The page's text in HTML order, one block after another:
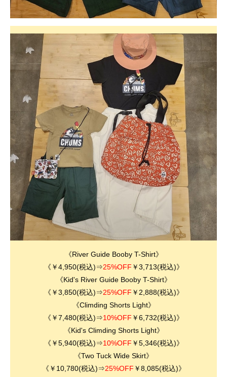
《River Guide Booby T-Shirt》
《￥4,950(税込)⇒25%OFF ￥3,713(税込)》
《Kid's River Guide Booby T-Shirt》
《￥3,850(税込)⇒25%OFF ￥2,888(税込)》
《Climding Shorts Light》
《￥7,480(税込)⇒10%OFF ￥6,732(税込)》
《Kid's Climding Shorts Light》
《￥5,940(税込)⇒10%OFF ￥5,346(税込)》
《Two Tuck Wide Skirt》
《￥10,780(税込)⇒25%OFF ￥8,085(税込)》